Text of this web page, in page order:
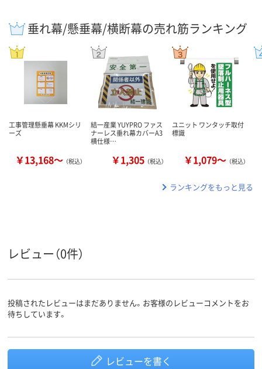
垂れ幕/懸垂幕/横断幕の売れ筋ランキング
工事管理懸垂幕 KKMシリ
ーズ
￥13,168～ （税込）
結一産業 YUYPRO ファス
ナーレス垂れ幕カバーA3
横仕様…
￥1,305 （税込）
ユニット ワンタッチ取付
標識
￥1,079～ （税込）
ランキングをもっと見る
レビュー（0件）
投稿されたレビューはまだありません。お客様のレビューコメントをお
待ちしています。
レビューを書く